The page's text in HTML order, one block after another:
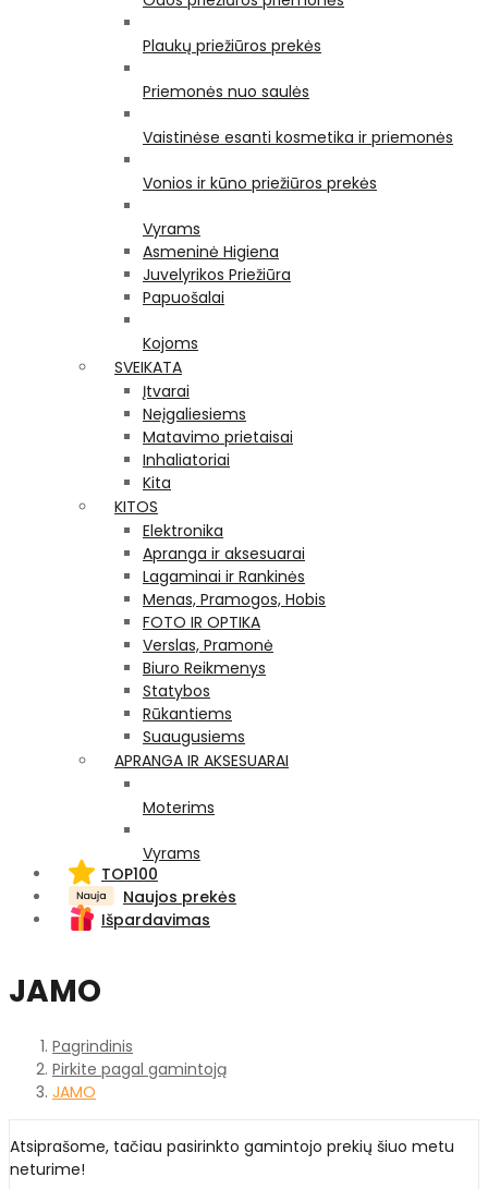
Plaukų priežiūros prekės
Priemonės nuo saulės
Vaistinėse esanti kosmetika ir priemonės
Vonios ir kūno priežiūros prekės
Vyrams
Asmeninė Higiena
Juvelyrikos Priežiūra
Papuošalai
Kojoms
SVEIKATA
Įtvarai
Neįgaliesiems
Matavimo prietaisai
Inhaliatoriai
Kita
KITOS
Elektronika
Apranga ir aksesuarai
Lagaminai ir Rankinės
Menas, Pramogos, Hobis
FOTO IR OPTIKA
Verslas, Pramonė
Biuro Reikmenys
Statybos
Rūkantiems
Suaugusiems
APRANGA IR AKSESUARAI
Moterims
Vyrams
TOP100
Naujos prekės
Išpardavimas
JAMO
Pagrindinis
Pirkite pagal gamintoją
JAMO
Atsiprašome, tačiau pasirinkto gamintojo prekių šiuo metu
neturime!